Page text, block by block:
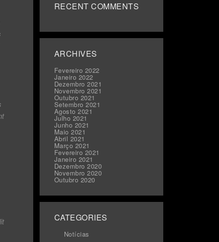
RECENT COMMENTS
ARCHIVES
Fevereiro 2022
Janeiro 2022
Dezembro 2021
Novembro 2021
Outubro 2021
Setembro 2021
Agosto 2021
Julho 2021
Junho 2021
Maio 2021
Abril 2021
Março 2021
Fevereiro 2021
Janeiro 2021
Dezembro 2020
Novembro 2020
Outubro 2020
CATEGORIES
Notícias